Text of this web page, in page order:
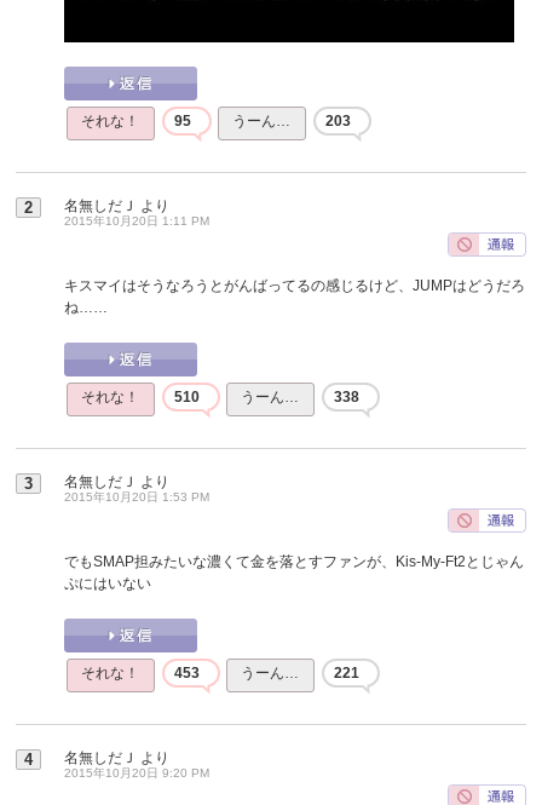
それな！ 95 うーん… 203
2 名無しだＪ より
2015年10月20日 1:11 PM
キスマイはそうなろうとがんばってるの感じるけど、JUMPはどうだろ
ね……
それな！ 510 うーん… 338
3 名無しだＪ より
2015年10月20日 1:53 PM
でもSMAP担みたいな濃くて金を落とすファンが、Kis-My-Ft2とじゃん
ぷにはいない
それな！ 453 うーん… 221
4 名無しだＪ より
2015年10月20日 9:20 PM